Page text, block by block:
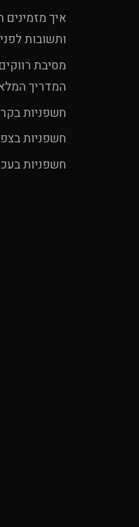
איך
ותשובות
מסיבת
המדריך
חשפניות
חשפניות
חשפניות